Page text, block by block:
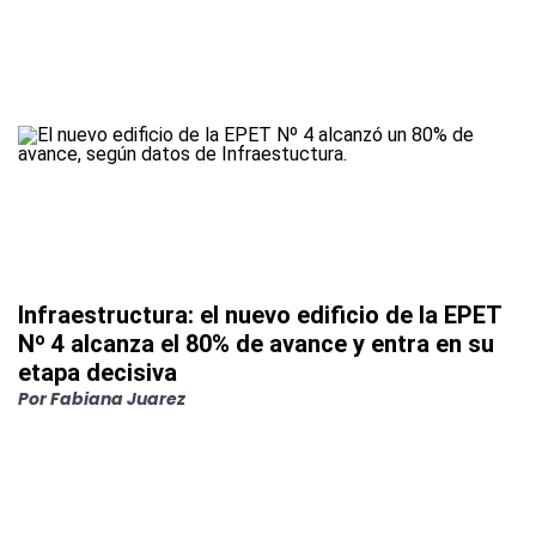
Infraestructura: el nuevo edificio de la EPET
Nº 4 alcanza el 80% de avance y entra en su
etapa decisiva
PorFabiana Juarez